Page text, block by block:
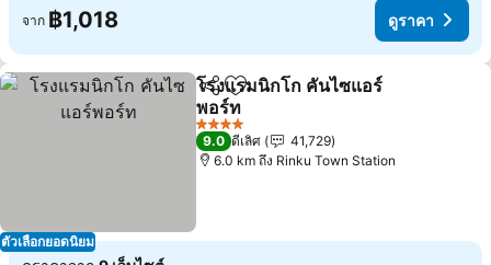
จาก ฿1,018 ดูราคา
ตัวเลือกยอดนิยม
แชร์ เพิ่มในรายการโปรด
โรงแรมนิกโก คันไซแอร์
พอร์ท
4 ดาว
9.0 ดีเลิศ
41,729
6.0 km ถึง Rinku Town Station